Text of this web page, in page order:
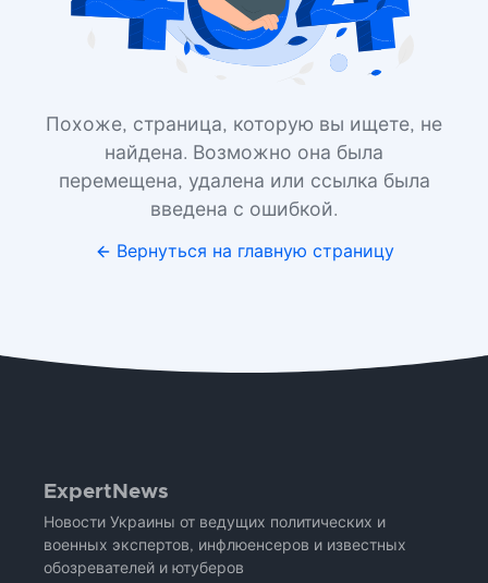
Похоже, страница, которую вы ищете, не
найдена. Возможно она была
перемещена, удалена или ссылка была
введена с ошибкой.
Вернуться на главную страницу
ExpertNews
Новости Украины от ведущих политических и
военных экспертов, инфлюенсеров и известных
обозревателей и ютуберов